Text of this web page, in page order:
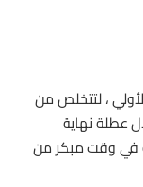
، لتتخلص من
عطلة نهاية
في وقت مبكر من